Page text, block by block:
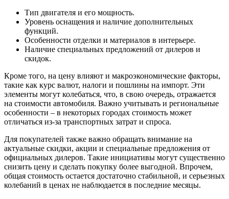
Тип двигателя и его мощность.
Уровень оснащения и наличие дополнительных
функций.
Особенности отделки и материалов в интерьере.
Наличие специальных предложений от дилеров и
скидок.
Кроме того, на цену влияют и макроэкономические факторы,
такие как курс валют, налоги и пошлины на импорт. Эти
элементы могут колебаться, что, в свою очередь, отражается
на стоимости автомобиля. Важно учитывать и региональные
особенности – в некоторых городах стоимость может
отличаться из-за транспортных затрат и спроса.
Для покупателей также важно обращать внимание на
актуальные скидки, акции и специальные предложения от
официальных дилеров. Такие инициативы могут существенно
снизить цену и сделать покупку более выгодной. Впрочем,
общая стоимость остается достаточно стабильной, и серьезных
колебаний в ценах не наблюдается в последние месяцы.